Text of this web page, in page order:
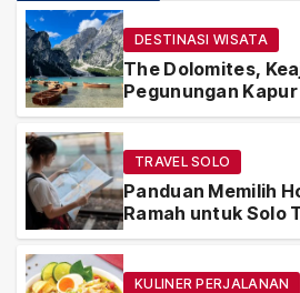
DESTINASI WISATA
The Dolomites,
Pegunungan
TRAVEL SOLO
Panduan Memilih
Ramah untuk Solo
KULINER PERJALANAN